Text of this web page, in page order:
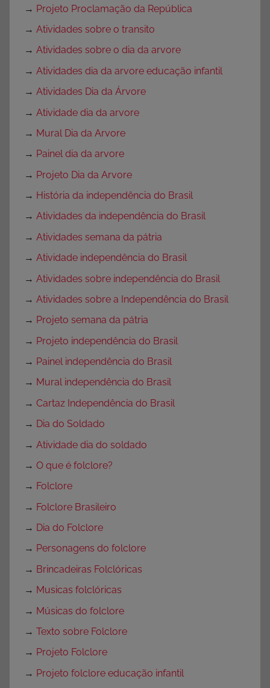
→ Projeto Proclamação da República
→ Atividades sobre o transito
→ Atividades sobre o dia da arvore
→ Atividades dia da arvore educação infantil
→ Atividades Dia da Árvore
→ Atividade dia da arvore
→ Mural Dia da Arvore
→ Painel dia da arvore
→ Projeto Dia da Arvore
→ História da independência do Brasil
→ Atividades da independência do Brasil
→ Atividades semana da pátria
→ Atividade independência do Brasil
→ Atividades sobre independência do Brasil
→ Atividades sobre a Independência do Brasil
→ Projeto semana da pátria
→ Projeto independência do Brasil
→ Painel independência do Brasil
→ Mural independência do Brasil
→ Cartaz Independência do Brasil
→ Dia do Soldado
→ Atividade dia do soldado
→ O que é folclore?
→ Folclore
→ Folclore Brasileiro
→ Dia do Folclore
→ Personagens do folclore
→ Brincadeiras Folclóricas
→ Musicas folclóricas
→ Músicas do folclore
→ Texto sobre Folclore
→ Projeto Folclore
→ Projeto folclore educação infantil